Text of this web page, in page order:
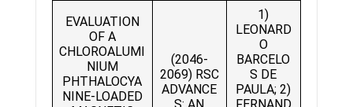
EVALUATION
OF A
CHLOROALUMI
NIUM
PHTHALOCYA
NINE-LOADED
(2046-
2069) RSC
ADVANCE
1)
LEONARD
O
BARCELO
S DE
PAULA; 2)